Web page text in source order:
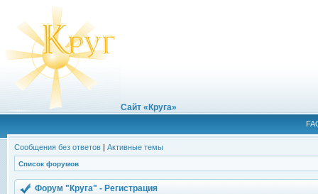
Сайт «Круга»
Сообщения без ответов | Активные темы
Список форумов
Форум "Круга" - Регистрация